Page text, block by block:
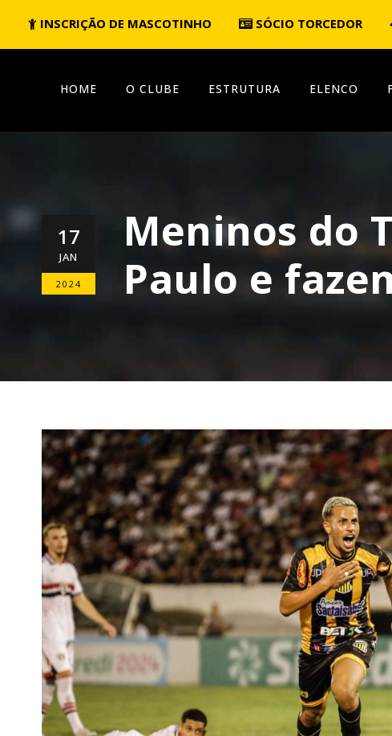
INSCRIÇÃO DE MASCOTINHO SÓCIO TORCEDOR
HOME O CLUBE ESTRUTURA ELENCO
17
JAN
2024
Meninos do
Paulo e